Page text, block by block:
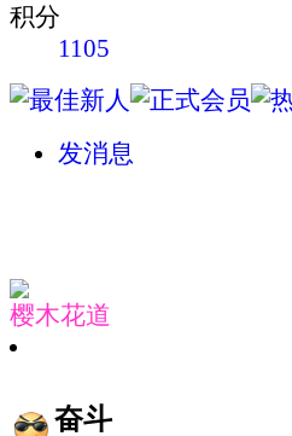
积分
1105
发消息
樱木花道
奋斗